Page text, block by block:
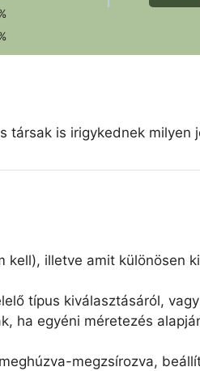
társak is irigykednek milyen
illetve amit különösen
típus kiválasztásáról,
ha egyéni méretezés
megzsírozva,